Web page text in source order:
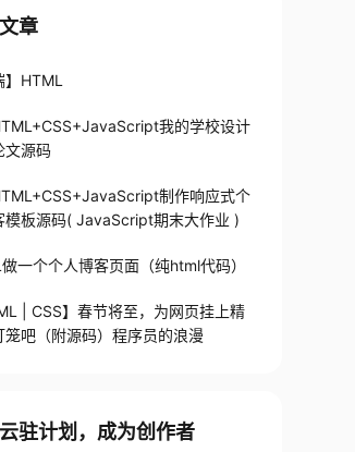
章
】HTML
我的学校设计
文源码
制作响应式个
模板源码( JavaScript期末大作业 )
一个个人博客页面（纯html代码）
| CSS】春节将至，为网页挂上精
笼吧（附源码）程序员的浪漫
驻计划，成为创作者